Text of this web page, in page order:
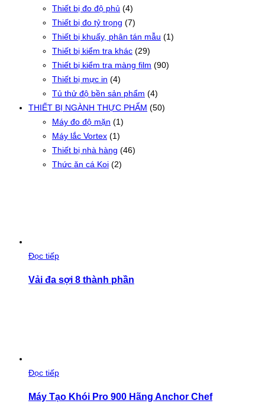
Thiết bị đo độ phủ (4)
Thiết bị đo tỷ trọng (7)
Thiết bị khuấy, phân tán mẫu (1)
Thiết bị kiểm tra khác (29)
Thiết bị kiểm tra màng film (90)
Thiết bị mực in (4)
Tủ thử độ bền sản phẩm (4)
THIẾT BỊ NGÀNH THỰC PHẨM (50)
Máy đo độ mặn (1)
Máy lắc Vortex (1)
Thiết bị nhà hàng (46)
Thức ăn cá Koi (2)
Đọc tiếp
Vải đa sợi 8 thành phần
Đọc tiếp
Máy Tạo Khói Pro 900 Hãng Anchor Chef